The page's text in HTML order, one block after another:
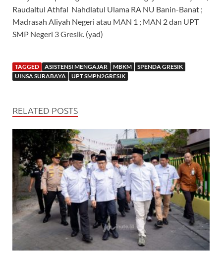
Raudaltul Athfal Nahdlatul Ulama RA NU Banin-Banat ;
Madrasah Aliyah Negeri atau MAN 1 ; MAN 2 dan UPT
SMP Negeri 3 Gresik. (yad)
TAGGED ASISTENSI MENGAJAR MBKM
SPENDA GRESIK
UINSA SURABAYA
UPT SMPN2GRESIK
RELATED POSTS